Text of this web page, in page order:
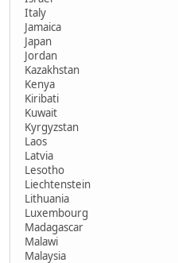
Italy
Jamaica
Japan
Jordan
Kazakhstan
Kenya
Kiribati
Kuwait
Kyrgyzstan
Laos
Latvia
Lesotho
Liechtenstein
Lithuania
Luxembourg
Madagascar
Malawi
Malaysia